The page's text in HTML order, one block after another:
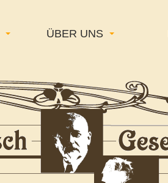
ÜBER UNS